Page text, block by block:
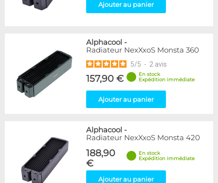
Ajouter au panier
Alphacool -
Radiateur NexXxoS Monsta 360
5/5 - 2 avis
157,90 €
En stock
Expédition immédiate
Ajouter au panier
Alphacool -
Radiateur NexXxoS Monsta 420
188,90
€
En stock
Expédition immédiate
Ajouter au panier